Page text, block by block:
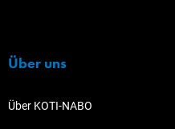
Über uns
Über KOTI-NABO